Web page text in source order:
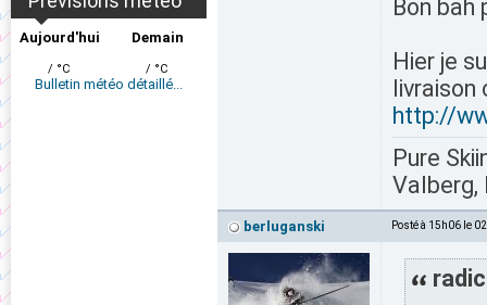
Aujourd'hui
/ °C
Demain
/ °C
Bulletin météo détaillé...
Bon bah
Hier je
livraison
http://
Pure
Valberg,
berluganski Posté à 15h06 le